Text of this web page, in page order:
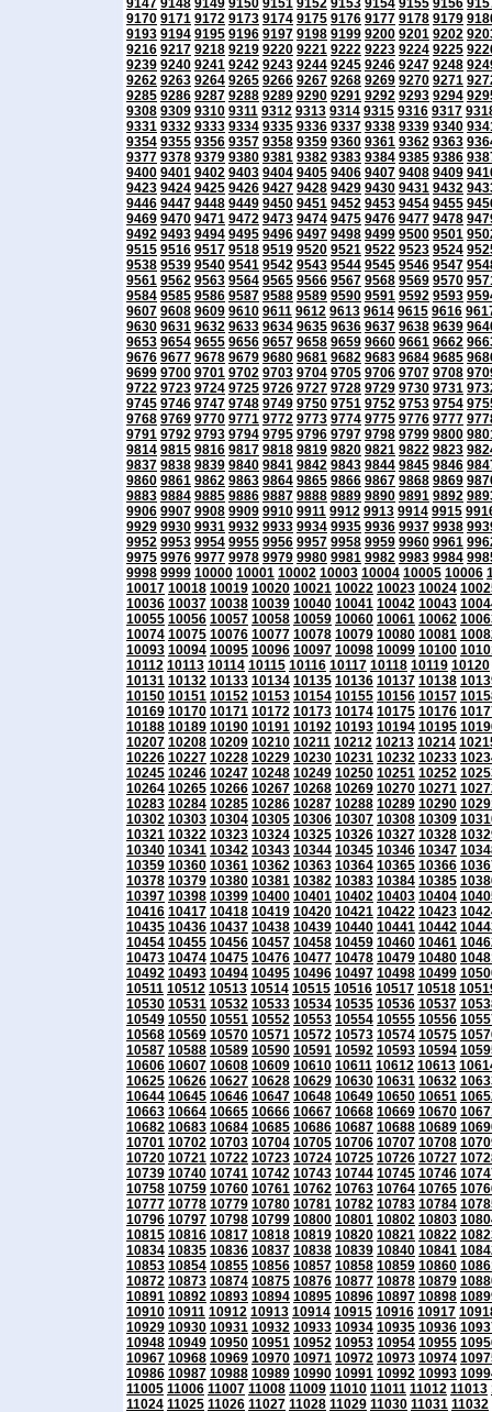
9147 9148 9149 9150 9151 9152 9153 9154 9155 9156
9170 9171 9172 9173 9174 9175 9176 9177 9178 9179
9193 9194 9195 9196 9197 9198 9199 9200 9201 9202
9216 9217 9218 9219 9220 9221 9222 9223 9224 9225
9239 9240 9241 9242 9243 9244 9245 9246 9247 9248
9262 9263 9264 9265 9266 9267 9268 9269 9270 9271
9285 9286 9287 9288 9289 9290 9291 9292 9293 9294
9308 9309 9310 9311 9312 9313 9314 9315 9316 9317
9331 9332 9333 9334 9335 9336 9337 9338 9339 9340
9354 9355 9356 9357 9358 9359 9360 9361 9362 9363
9377 9378 9379 9380 9381 9382 9383 9384 9385 9386
9400 9401 9402 9403 9404 9405 9406 9407 9408 9409
9423 9424 9425 9426 9427 9428 9429 9430 9431 9432
9446 9447 9448 9449 9450 9451 9452 9453 9454 9455
9469 9470 9471 9472 9473 9474 9475 9476 9477 9478
9492 9493 9494 9495 9496 9497 9498 9499 9500 9501
9515 9516 9517 9518 9519 9520 9521 9522 9523 9524
9538 9539 9540 9541 9542 9543 9544 9545 9546 9547
9561 9562 9563 9564 9565 9566 9567 9568 9569 9570
9584 9585 9586 9587 9588 9589 9590 9591 9592 9593
9607 9608 9609 9610 9611 9612 9613 9614 9615 9616
9630 9631 9632 9633 9634 9635 9636 9637 9638 9639
9653 9654 9655 9656 9657 9658 9659 9660 9661 9662
9676 9677 9678 9679 9680 9681 9682 9683 9684 9685
9699 9700 9701 9702 9703 9704 9705 9706 9707 9708
9722 9723 9724 9725 9726 9727 9728 9729 9730 9731
9745 9746 9747 9748 9749 9750 9751 9752 9753 9754
9768 9769 9770 9771 9772 9773 9774 9775 9776 9777
9791 9792 9793 9794 9795 9796 9797 9798 9799 9800
9814 9815 9816 9817 9818 9819 9820 9821 9822 9823
9837 9838 9839 9840 9841 9842 9843 9844 9845 9846
9860 9861 9862 9863 9864 9865 9866 9867 9868 9869
9883 9884 9885 9886 9887 9888 9889 9890 9891 9892
9906 9907 9908 9909 9910 9911 9912 9913 9914 9915
9929 9930 9931 9932 9933 9934 9935 9936 9937 9938
9952 9953 9954 9955 9956 9957 9958 9959 9960 9961
9975 9976 9977 9978 9979 9980 9981 9982 9983 9984
9998 9999 10000 10001 10002 10003 10004 10005 10006
10017 10018 10019 10020 10021 10022 10023 10024
10036 10037 10038 10039 10040 10041 10042 10043
10055 10056 10057 10058 10059 10060 10061 10062
10074 10075 10076 10077 10078 10079 10080 10081
10093 10094 10095 10096 10097 10098 10099 10100
10112 10113 10114 10115 10116 10117 10118 10119 10120
10131 10132 10133 10134 10135 10136 10137 10138
10150 10151 10152 10153 10154 10155 10156 10157
10169 10170 10171 10172 10173 10174 10175 10176
10188 10189 10190 10191 10192 10193 10194 10195
10207 10208 10209 10210 10211 10212 10213 10214
10226 10227 10228 10229 10230 10231 10232 10233
10245 10246 10247 10248 10249 10250 10251 10252
10264 10265 10266 10267 10268 10269 10270 10271
10283 10284 10285 10286 10287 10288 10289 10290
10302 10303 10304 10305 10306 10307 10308 10309
10321 10322 10323 10324 10325 10326 10327 10328
10340 10341 10342 10343 10344 10345 10346 10347
10359 10360 10361 10362 10363 10364 10365 10366
10378 10379 10380 10381 10382 10383 10384 10385
10397 10398 10399 10400 10401 10402 10403 10404
10416 10417 10418 10419 10420 10421 10422 10423
10435 10436 10437 10438 10439 10440 10441 10442
10454 10455 10456 10457 10458 10459 10460 10461
10473 10474 10475 10476 10477 10478 10479 10480
10492 10493 10494 10495 10496 10497 10498 10499
10511 10512 10513 10514 10515 10516 10517 10518
10530 10531 10532 10533 10534 10535 10536 10537
10549 10550 10551 10552 10553 10554 10555 10556
10568 10569 10570 10571 10572 10573 10574 10575
10587 10588 10589 10590 10591 10592 10593 10594
10606 10607 10608 10609 10610 10611 10612 10613
10625 10626 10627 10628 10629 10630 10631 10632
10644 10645 10646 10647 10648 10649 10650 10651
10663 10664 10665 10666 10667 10668 10669 10670
10682 10683 10684 10685 10686 10687 10688 10689
10701 10702 10703 10704 10705 10706 10707 10708
10720 10721 10722 10723 10724 10725 10726 10727
10739 10740 10741 10742 10743 10744 10745 10746
10758 10759 10760 10761 10762 10763 10764 10765
10777 10778 10779 10780 10781 10782 10783 10784
10796 10797 10798 10799 10800 10801 10802 10803
10815 10816 10817 10818 10819 10820 10821 10822
10834 10835 10836 10837 10838 10839 10840 10841
10853 10854 10855 10856 10857 10858 10859 10860
10872 10873 10874 10875 10876 10877 10878 10879
10891 10892 10893 10894 10895 10896 10897 10898
10910 10911 10912 10913 10914 10915 10916 10917
10929 10930 10931 10932 10933 10934 10935 10936
10948 10949 10950 10951 10952 10953 10954 10955
10967 10968 10969 10970 10971 10972 10973 10974
10986 10987 10988 10989 10990 10991 10992 10993
11005 11006 11007 11008 11009 11010 11011 11012 11013
11024 11025 11026 11027 11028 11029 11030 11031 11032